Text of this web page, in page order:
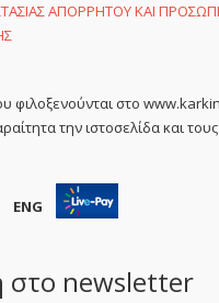
ΑΠΟΡΡΗΤΟΥ ΚΑΙ
φιλοξενούνται στο
την ιστοσελίδα και
ENG
στο newsletter